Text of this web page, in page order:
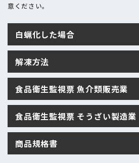
意ください。
白蝋化した場合
解凍方法
食品衛生監視票 魚介類販売業
食品衛生監視票 そうざい製造業
商品規格書